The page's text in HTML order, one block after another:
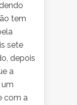
tem
sete
depois
a
com a